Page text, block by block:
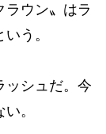
ラウン〟はラ
う。
シュだ。今
。